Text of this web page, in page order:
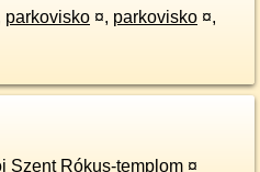
parkovisko ¤, parkovisko ¤,
Szent Rókus-templom ¤